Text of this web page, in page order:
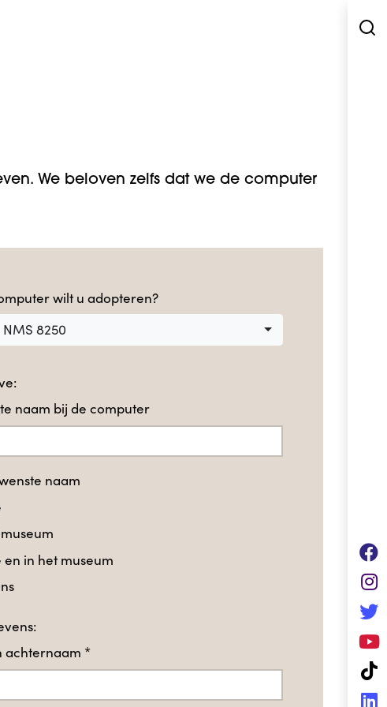
We beloven zelfs dat we de computer
wilt u adopteren?
NMS 8250
naam bij de computer
naam
en in het museum
achternaam *